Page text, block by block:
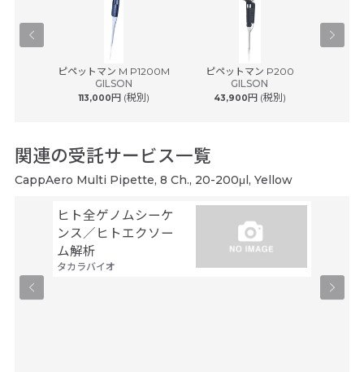
ピペットマン M P1200M
GILSON
113,000円 (税別)
ピペットマン P200
GILSON
43,900円 (税別)
関連の受託サービス一覧
CappAero Multi Pipette, 8 Ch., 20-200μl, Yellow
ヒト全ゲノムシーケ
ンス／ヒトエクソー
ム解析
タカラバイオ